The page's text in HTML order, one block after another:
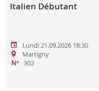
Italien Débutant
Lundi 21.09.2026 18:30
Martigny
N°
302